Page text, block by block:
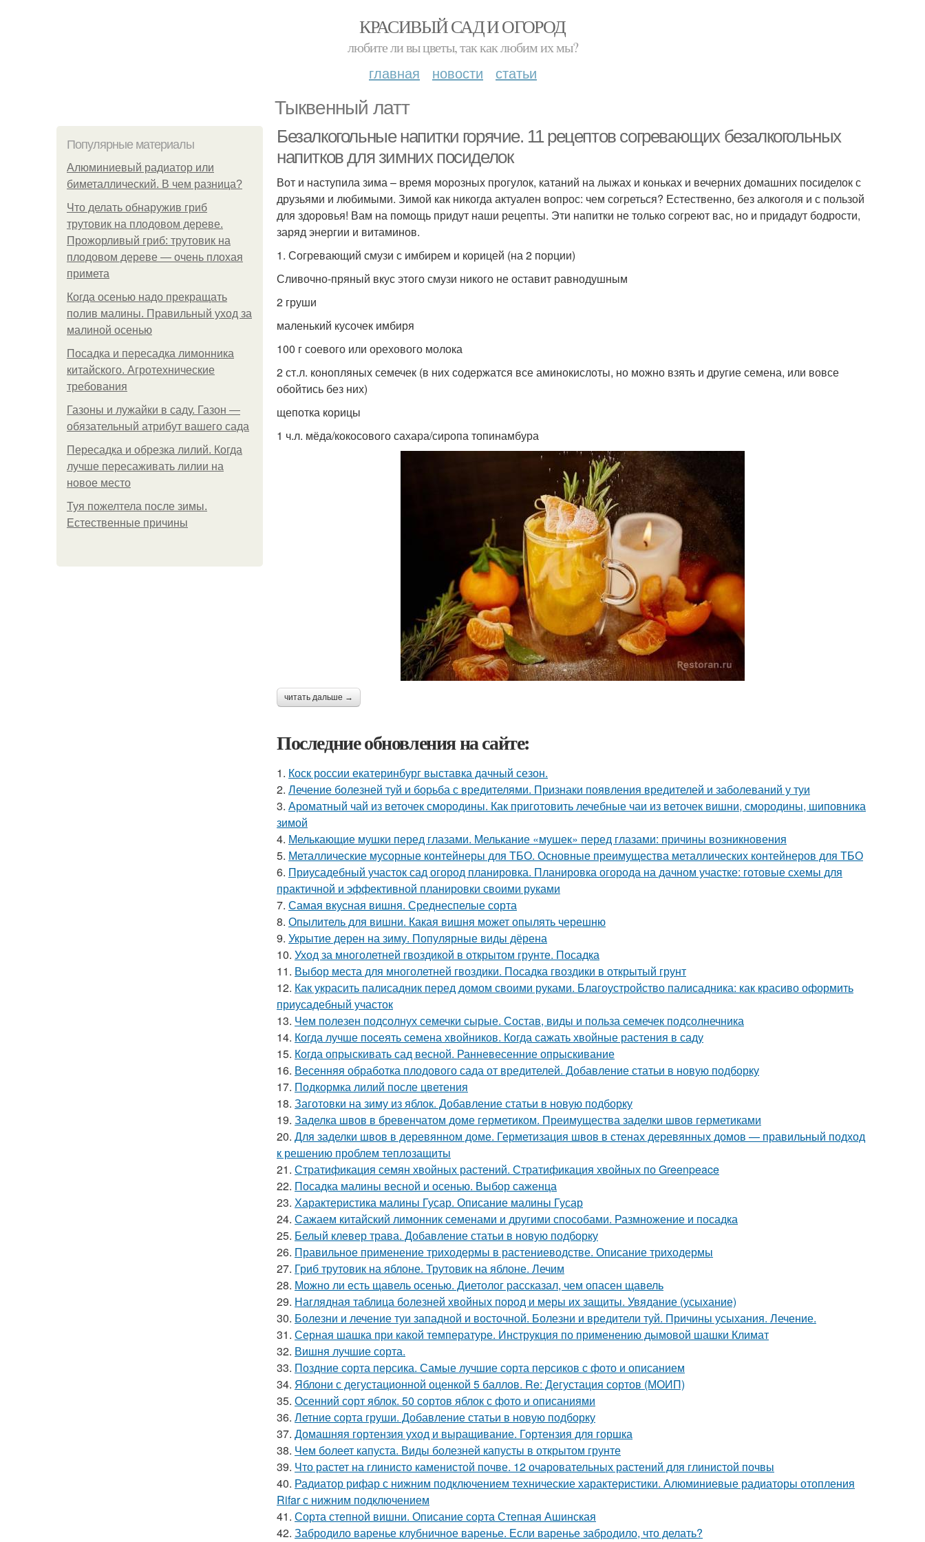
КРАСИВЫЙ САД И ОГОРОД
любите ли вы цветы, так как любим их мы?
главная новости статьи
Тыквенный латт
Популярные материалы
Алюминиевый радиатор или
биметаллический. В чем разница?
Что делать обнаружив гриб
трутовик на плодовом дереве.
Прожорливый гриб: трутовик на
плодовом дереве — очень плохая
примета
Когда осенью надо прекращать
полив малины. Правильный уход за
малиной осенью
Посадка и пересадка лимонника
китайского. Агротехнические
требования
Газоны и лужайки в саду. Газон —
обязательный атрибут вашего сада
Пересадка и обрезка лилий. Когда
лучше пересаживать лилии на
новое место
Туя пожелтела после зимы.
Естественные причины
Безалкогольные напитки горячие. 11 рецептов согревающих безалкогольных
напитков для зимних посиделок
Вот и наступила зима – время морозных прогулок, катаний на лыжах и коньках и вечерних домашних посиделок с
друзьями и любимыми. Зимой как никогда актуален вопрос: чем согреться? Естественно, без алкоголя и с пользой
для здоровья! Вам на помощь придут наши рецепты. Эти напитки не только согреют вас, но и придадут бодрости,
заряд энергии и витаминов.
1. Согревающий смузи с имбирем и корицей (на 2 порции)
Сливочно-пряный вкус этого смузи никого не оставит равнодушным
2 груши
маленький кусочек имбиря
100 г соевого или орехового молока
2 ст.л. конопляных семечек (в них содержатся все аминокислоты, но можно взять и другие семена, или вовсе
обойтись без них)
щепотка корицы
1 ч.л. мёда/кокосового сахара/сиропа топинамбура
читать дальше →
Последние обновления на сайте:
1. Коск россии екатеринбург выставка дачный сезон.
2. Лечение болезней туй и борьба с вредителями. Признаки появления вредителей и заболеваний у туи
3. Ароматный чай из веточек смородины. Как приготовить лечебные чаи из веточек вишни, смородины, шиповника
зимой
4. Мелькающие мушки перед глазами. Мелькание «мушек» перед глазами: причины возникновения
5. Металлические мусорные контейнеры для ТБО. Основные преимущества металлических контейнеров для ТБО
6. Приусадебный участок сад огород планировка. Планировка огорода на дачном участке: готовые схемы для
практичной и эффективной планировки своими руками
7. Самая вкусная вишня. Среднеспелые сорта
8. Опылитель для вишни. Какая вишня может опылять черешню
9. Укрытие дерен на зиму. Популярные виды дёрена
10. Уход за многолетней гвоздикой в открытом грунте. Посадка
11. Выбор места для многолетней гвоздики. Посадка гвоздики в открытый грунт
12. Как украсить палисадник перед домом своими руками. Благоустройство палисадника: как красиво оформить
приусадебный участок
13. Чем полезен подсолнух семечки сырые. Состав, виды и польза семечек подсолнечника
14. Когда лучше посеять семена хвойников. Когда сажать хвойные растения в саду
15. Когда опрыскивать сад весной. Ранневесенние опрыскивание
16. Весенняя обработка плодового сада от вредителей. Добавление статьи в новую подборку
17. Подкормка лилий после цветения
18. Заготовки на зиму из яблок. Добавление статьи в новую подборку
19. Заделка швов в бревенчатом доме герметиком. Преимущества заделки швов герметиками
20. Для заделки швов в деревянном доме. Герметизация швов в стенах деревянных домов — правильный подход
к решению проблем теплозащиты
21. Стратификация семян хвойных растений. Стратификация хвойных по Greenpeace
22. Посадка малины весной и осенью. Выбор саженца
23. Характеристика малины Гусар. Описание малины Гусар
24. Сажаем китайский лимонник семенами и другими способами. Размножение и посадка
25. Белый клевер трава. Добавление статьи в новую подборку
26. Правильное применение триходермы в растениеводстве. Описание триходермы
27. Гриб трутовик на яблоне. Трутовик на яблоне. Лечим
28. Можно ли есть щавель осенью. Диетолог рассказал, чем опасен щавель
29. Наглядная таблица болезней хвойных пород и меры их защиты. Увядание (усыхание)
30. Болезни и лечение туи западной и восточной. Болезни и вредители туй. Причины усыхания. Лечение.
31. Серная шашка при какой температуре. Инструкция по применению дымовой шашки Климат
32. Вишня лучшие сорта.
33. Поздние сорта персика. Самые лучшие сорта персиков с фото и описанием
34. Яблони с дегустационной оценкой 5 баллов. Re: Дегустация сортов (МОИП)
35. Осенний сорт яблок. 50 сортов яблок с фото и описаниями
36. Летние сорта груши. Добавление статьи в новую подборку
37. Домашняя гортензия уход и выращивание. Гортензия для горшка
38. Чем болеет капуста. Виды болезней капусты в открытом грунте
39. Что растет на глинисто каменистой почве. 12 очаровательных растений для глинистой почвы
40. Радиатор рифар с нижним подключением технические характеристики. Алюминиевые радиаторы отопления
Rifar с нижним подключением
41. Сорта степной вишни. Описание сорта Степная Ашинская
42. Забродило варенье клубничное варенье. Если варенье забродило, что делать?